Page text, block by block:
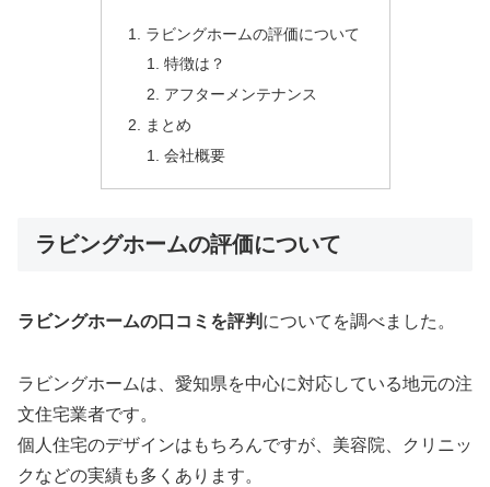
ラビングホームの評価について
特徴は？
アフターメンテナンス
まとめ
会社概要
ラビングホームの評価について
ラビングホームの口コミを評判 についてを調べました。
ラビングホームは、愛知県を中心に対応している地元の注
文住宅業者です。
個人住宅のデザインはもちろんですが、美容院、クリニッ
クなどの実績も多くあります。